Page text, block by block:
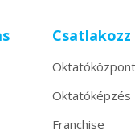
Csatlakozz
Oktatóképzés
Franchise